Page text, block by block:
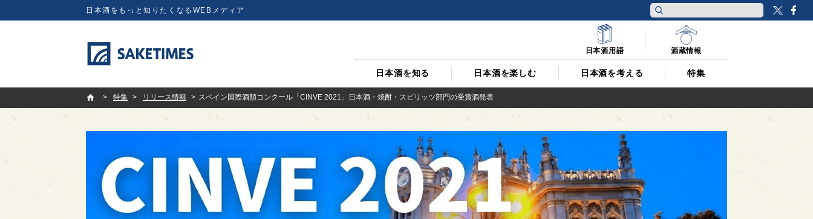
日本酒をもっと知りたくなるWEBメディア
日本酒を知る 日本酒を楽しむ 日本酒を考える 特集
日本酒用語 酒蔵情報
SAKETIMES
特集
リリース情報 スペイン国際酒類コンクール「CINVE 2021」日本酒・焼酎・スピリッツ部門の受賞酒発表